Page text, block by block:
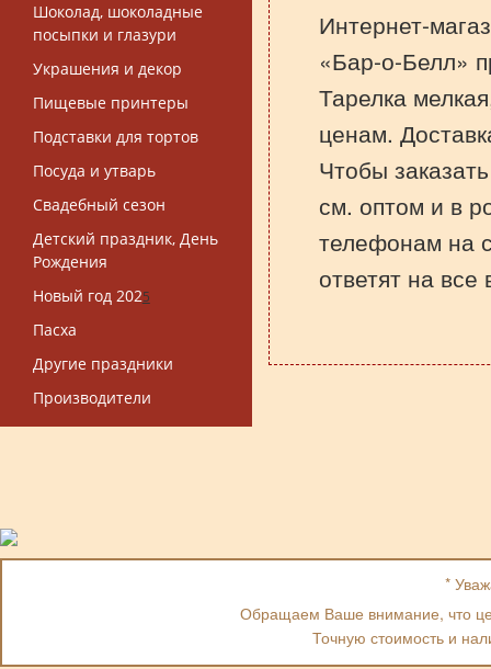
Шоколад, шоколадные
посыпки и глазури
Украшения и декор
Пищевые принтеры
Подставки для тортов
Посуда и утварь
Свадебный сезон
Детский праздник, День
Рождения
Новый год 2025
Пасха
Другие праздники
Производители
Интернет-
«Бар-о-Белл»
Тарелка
ценам.
Чтобы
см. оптом и в
телефонам на
ответят на все
*
Обращаем Ваше внимание, что
Точную стоимость и